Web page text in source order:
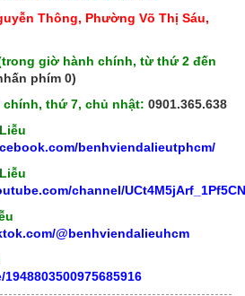
Thông, Phường Võ Thị Sáu,
giờ hành chính, từ thứ 2 đến
phím 0)
thứ 7, chủ nhật: 0901.365.638
benhviendalieutphcm/
channel/
@benhviendalieuhcm